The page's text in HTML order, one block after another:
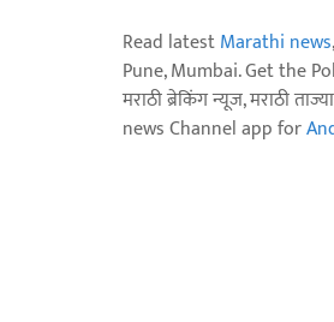
Read latestMarathi news
Pune, Mumbai. Get the
मराठी ब्रेकिंग न्यूज, मराठी
news Channel app for